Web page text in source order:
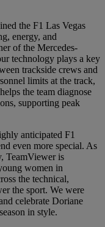
the F1 Las Vegas
energy, and
of the Mercedes-
technology plays a key
trackside crews and
limits at the track,
the team diagnose
supporting peak
anticipated F1
even more special. As
TeamViewer is
women in
the technical,
the sport. We were
celebrate Doriane
in style.